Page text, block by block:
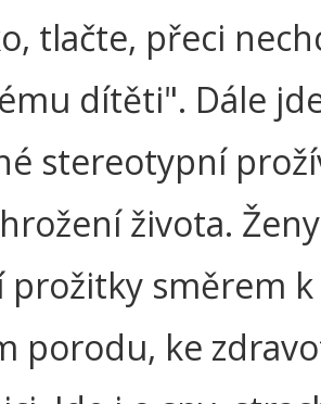
tlačte, přeci
dítěti". Dále
stereotypní
života.
prožitky směrem k
porodu, ke